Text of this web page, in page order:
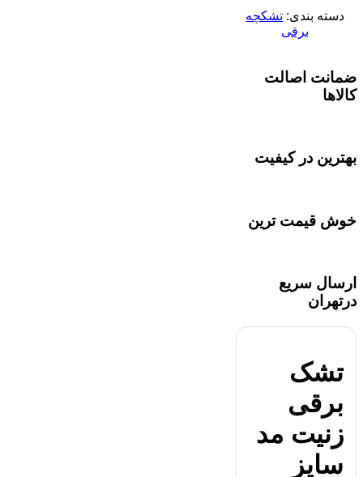
دسته بندی: تشکچه
برقی
ضمانت اصالت
کالاها
بهترین در کیفیت
خوش قیمت ترین
ارسال سریع
درتهران
تشک
برقی
زنیت مد
سایز